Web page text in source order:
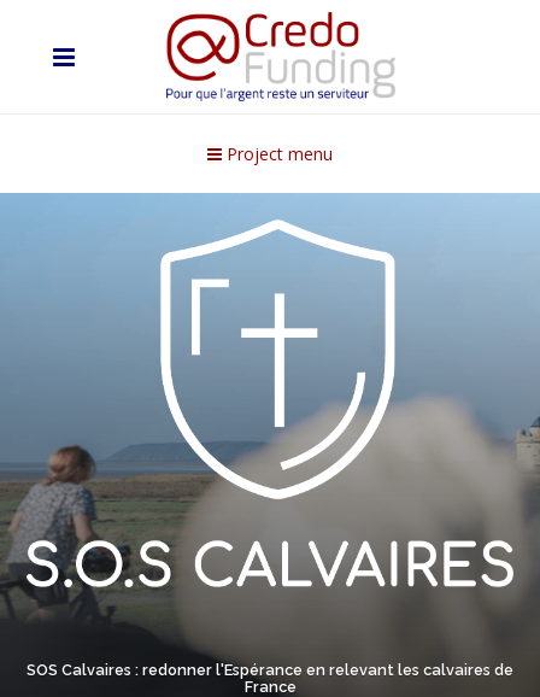
Project menu
SOS Calvaires : redonner l'Espérance en relevant les calvaires de
France